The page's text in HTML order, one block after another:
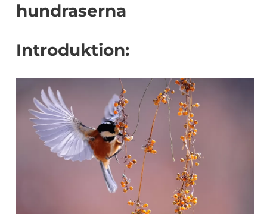
hundraserna
Introduktion: